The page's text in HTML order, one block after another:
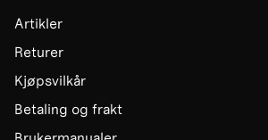
Artikler
Returer
Kjøpsvilkår
Betaling og frakt